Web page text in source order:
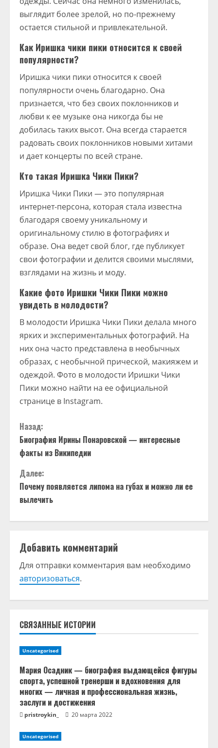
выглядит более зрелой, но по-прежнему
остается стильной и привлекательной.
Как Иришка чики пики относится к своей
популярности?
Иришка чики пики относится к своей
популярности очень благодарно. Она
признается, что без своих поклонников и
любви к ее музыке она никогда бы не
добилась таких высот. Она всегда старается
радовать своих поклонников новыми хитами
и дает концерты по всей стране.
Кто такая Иришка Чики Пики?
Иришка Чики Пики — это популярная
интернет-персона, которая стала известна
благодаря своему уникальному и
оригинальному стилю в фотографиях и
образе. Она ведет свой блог, где публикует
свои фотографии и делится своими мыслями,
взглядами на жизнь и моду.
Какие фото Иришки Чики Пики можно
увидеть в молодости?
В молодости Иришка Чики Пики делала много
ярких и экспериментальных фотографий. На
них она часто представлена в необычных
образах, с необычной прической, макияжем и
одеждой. Фото в молодости Иришки Чики
Пики можно найти на ее официальной
странице в Instagram.
П
р
о
д
ж
и
ч
т
е
н
и
е
Назад:
Биография Ирины Понаровской — интересные
факты из Википедии
Далее:
Почему появляется липома на губах и можно ли ее
вылечить
Добавить комментарий
Для отправки комментария вам необходимо
авторизоваться.
СВЯЗАННЫЕ ИСТОРИИ
Uncategorised
Мария Осадник — биография выдающейся фигуры
спорта, успешной тренерши и вдохновения для
многих — личная и профессиональная жизнь,
заслуги и достижения
pristroykin_ 20 марта 2022
Uncategorised